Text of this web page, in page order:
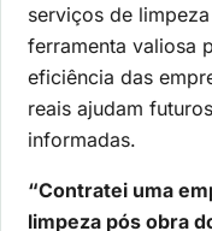
serviços de
ferramenta valiosa
eficiência das
reais ajudam
informadas.
“Contratei uma
limpeza pós obra